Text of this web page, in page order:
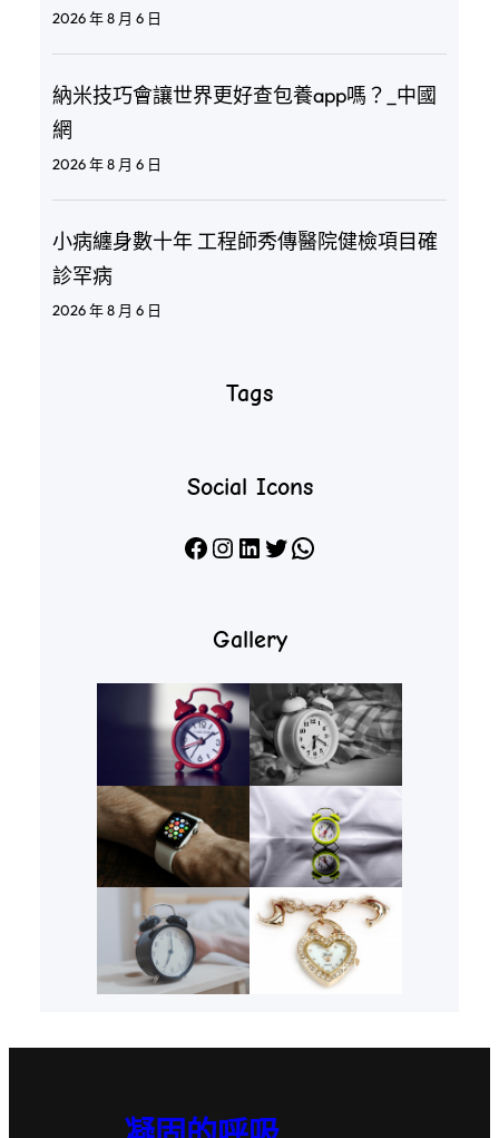
2026 年 8 月 6 日
納米技巧會讓世界更好查包養app嗎？_中國
網
2026 年 8 月 6 日
小病纏身數十年 工程師秀傳醫院健檢項目確
診罕病
2026 年 8 月 6 日
Tags
Social Icons
Facebook Instagram LinkedIn X WhatsApp
Gallery